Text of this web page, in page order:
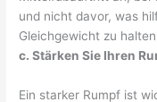
und nicht davor, was
Gleichgewicht zu
c. Stärken Sie Ihren
Ein starker Rumpf ist